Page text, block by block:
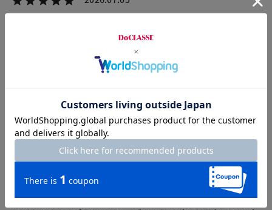
サイズ：23.5cm
歩きやすいし、とてもオシャレで気に入っています
2026.06.27
sara 身長158cm 体型普通
カラー：ブラック×ブラック
サイズ：23.5cm
ブラック、Mサイズを購入。外反母趾で、足の幅が狭く甲が低
いので、合う靴がなかなかありませんが、こちらはニットで足
にフィットし、柔らかく包んでくれて良かったです。つま先が